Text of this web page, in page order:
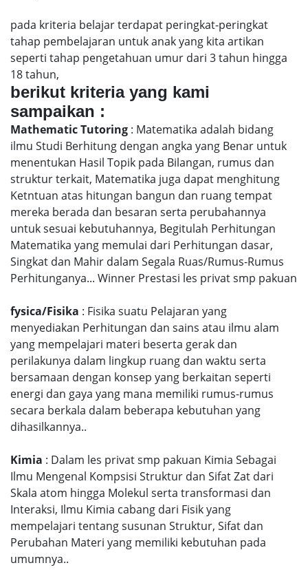
pada kriteria belajar terdapat peringkat-peringkat
tahap pembelajaran untuk anak yang kita artikan
seperti tahap pengetahuan umur dari 3 tahun hingga
18 tahun,
berikut kriteria yang kami
sampaikan :
Mathematic Tutoring : Matematika adalah bidang
ilmu Studi Berhitung dengan angka yang Benar untuk
menentukan Hasil Topik pada Bilangan, rumus dan
struktur terkait, Matematika juga dapat menghitung
Ketntuan atas hitungan bangun dan ruang tempat
mereka berada dan besaran serta perubahannya
untuk sesuai kebutuhannya, Begitulah Perhitungan
Matematika yang memulai dari Perhitungan dasar,
Singkat dan Mahir dalam Segala Ruas/Rumus-Rumus
Perhitunganya... Winner Prestasi les privat smp pakuan
fysica/Fisika : Fisika suatu Pelajaran yang
menyediakan Perhitungan dan sains atau ilmu alam
yang mempelajari materi beserta gerak dan
perilakunya dalam lingkup ruang dan waktu serta
bersamaan dengan konsep yang berkaitan seperti
energi dan gaya yang mana memiliki rumus-rumus
secara berkala dalam beberapa kebutuhan yang
dihasilkannya..
Kimia : Dalam les privat smp pakuan Kimia Sebagai
Ilmu Mengenal Kompsisi Struktur dan Sifat Zat dari
Skala atom hingga Molekul serta transformasi dan
Interaksi, Ilmu Kimia cabang dari Fisik yang
mempelajari tentang susunan Struktur, Sifat dan
Perubahan Materi yang memiliki kebutuhan pada
umumnya..